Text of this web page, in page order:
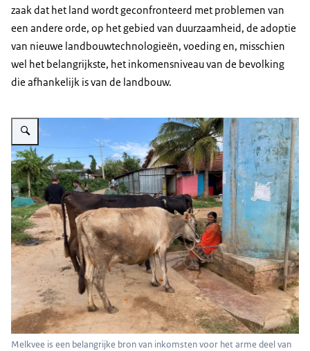
zaak dat het land wordt geconfronteerd met problemen van
een andere orde, op het gebied van duurzaamheid, de adoptie
van nieuwe landbouwtechnologieën, voeding en, misschien
wel het belangrijkste, het inkomensniveau van de bevolking
die afhankelijk is van de landbouw.
Vergroot afbeelding Melkvee is een belangrijke bron van inkomsten voor
Melkvee is een belangrijke bron van inkomsten voor het arme deel van